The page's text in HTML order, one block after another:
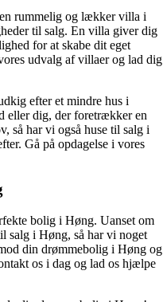
rummelig og lækker villa i
til salg. En villa giver dig
for at skabe dit eget
udvalg af villaer og lad dig
efter et mindre hus i
eller dig, der foretrækker en
så har vi også huse til salg i
Gå på opdagelse i vores
bolig i Høng. Uanset om
salg i Høng, så har vi noget
din drømmebolig i Høng og
os i dag og lad os hjælpe